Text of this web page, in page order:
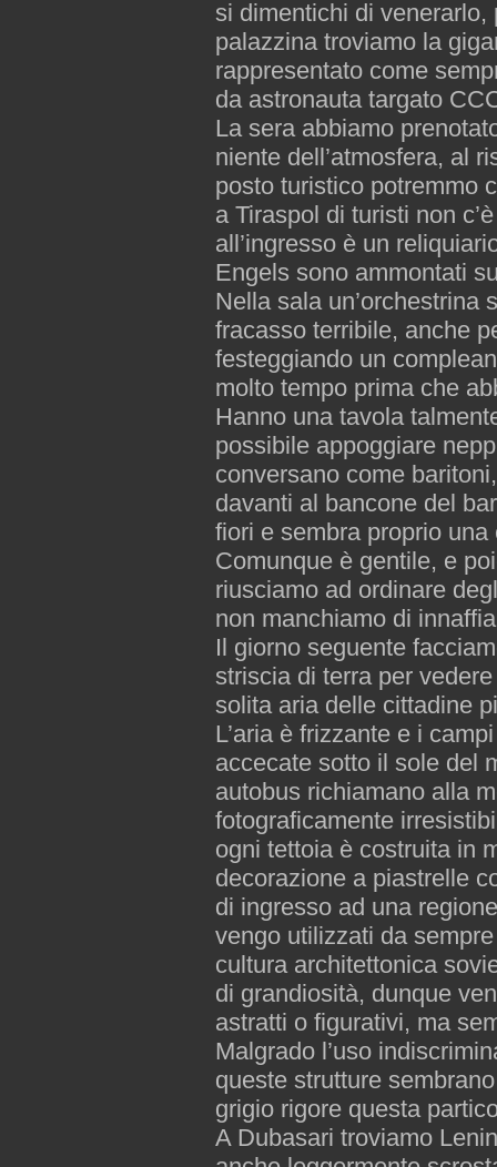
si dimentichi di
palazzina troviamo la
rappresentato come
da astronauta targato
La sera abbiamo
niente dell’atmosfera, al
posto turistico potremmo
a Tiraspol di turisti non
all’ingresso è un
Engels sono ammontati
Nella sala un’orchestrina
fracasso terribile, anche
festeggiando un
molto tempo prima che
Hanno una tavola
possibile appoggiare
conversano come
davanti al bancone del
fiori e sembra proprio
Comunque è gentile, e
riusciamo ad ordinare
non manchiamo di
Il giorno seguente
striscia di terra per
solita aria delle cittadine
L’aria è frizzante e i
accecate sotto il sole del
autobus richiamano alla
fotograficamente
ogni tettoia è costruita in
decorazione a piastrelle
di ingresso ad una
vengo utilizzati da
cultura architettonica
di grandiosità, dunque
astratti o figurativi, ma
Malgrado l’uso
queste strutture
grigio rigore questa
A Dubasari troviamo